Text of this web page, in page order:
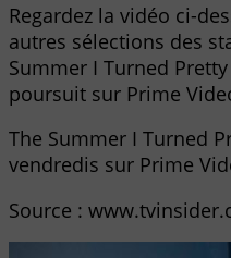
Regardez la vidéo ci-
autres sélections des
Summer I Turned
poursuit sur Prime
The Summer I Turned
vendredis sur Prime
Source :